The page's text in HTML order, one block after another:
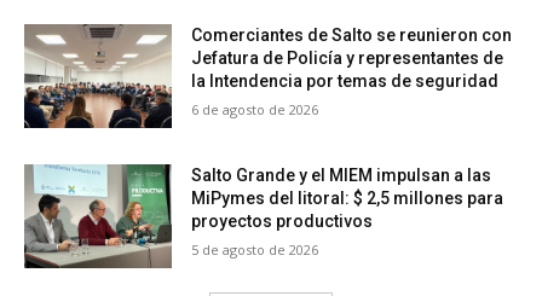
Comerciantes de Salto se reunieron con
Jefatura de Policía y representantes de
la Intendencia por temas de seguridad
6 de agosto de 2026
Salto Grande y el MIEM impulsan a las
MiPymes del litoral: $ 2,5 millones para
proyectos productivos
5 de agosto de 2026